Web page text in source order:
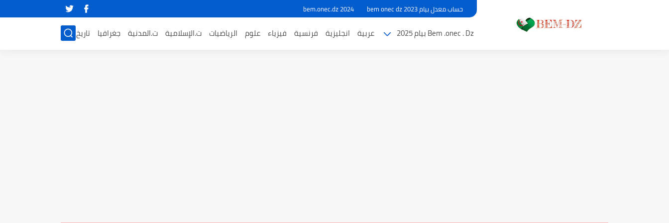
حساب معدل بيام 2023 bem onec dz bem.onec.dz 2024
Bem .onec . Dz بيام 2025 عربية انجليزية فرنسية فيزياء علوم الرياضيات ت.الإسلامية ت.المدنية جغرافيا تاريخ